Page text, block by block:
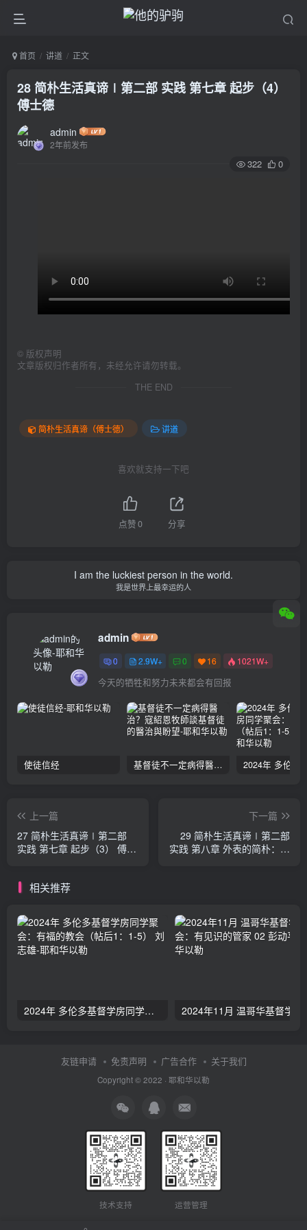
首页 讲道 正文
28 简朴生活真谛∣第二部 实践 第七章 起步（4）
傅士德
admin
2年前发布
322 0
© 版权声明
文章版权归作者所有，未经允许请勿转载。
THE END
简朴生活真谛（傅士德） 讲道
喜欢就支持一下吧
点赞0 分享
I am the luckiest person in the world.
我是世界上最幸运的人
admin
0 2.9W+ 0 16 1021W+
今天的牺牲和努力未来都会有回报
使徒信经 基督徒不一定病得醫治？寇紹恩牧師談基督徒的醫治與盼望
上一篇
27 简朴生活真谛∣第二部
实践 第七章 起步（3） 傅士
下一篇
29 简朴生活真谛∣第二部
实践 第八章 外表的简朴：展
相关推荐
2024年 多伦多基督学房同学聚会：有福的教会（帖后1：1-5） 刘志雄
友链申请 免责声明 广告合作 关于我们
Copyright © 2022 · 耶和华以勒
技术支持 运营管理